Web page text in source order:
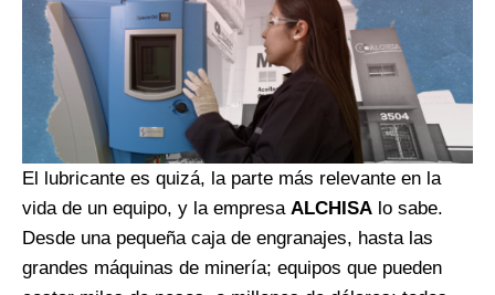
El lubricante es quizá, la parte más relevante en la
vida de un equipo, y la empresa ALCHISA lo sabe.
Desde una pequeña caja de engranajes, hasta las
grandes máquinas de minería; equipos que pueden